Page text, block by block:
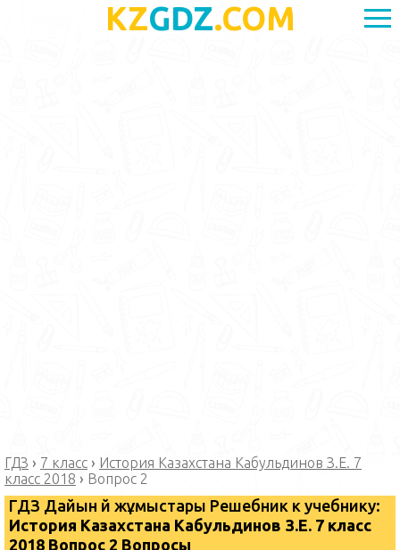
KZGDZ.COM
ГДЗ › 7 класс › История Казахстана Кабульдинов З.Е. 7
класс 2018 › Вопрос 2
ГДЗ Дайын үй жұмыстары Решебник к учебнику:
История Казахстана Кабульдинов З.Е. 7 класс
2018 Вопрос 2 Вопросы